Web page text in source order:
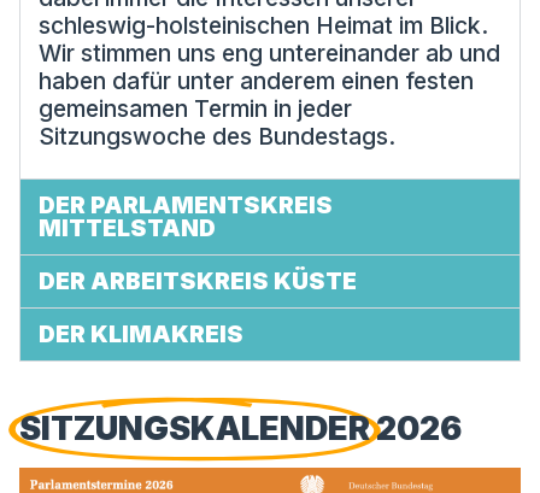
schleswig-holsteinischen Heimat im Blick.
Wir stimmen uns eng untereinander ab und
haben dafür unter anderem einen festen
gemeinsamen Termin in jeder
Sitzungswoche des Bundestags.
DER PARLAMENTSKREIS
MITTELSTAND
DER ARBEITSKREIS KÜSTE
DER KLIMAKREIS
SITZUNGSKALENDER2026